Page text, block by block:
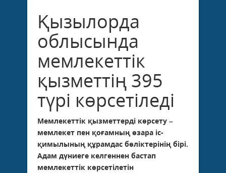
Қызылорда
облысында
мемлекеттік
қызметтің 395
түрі көрсетіледі
Мемлекеттік қызметтерді көрсету –
мемлекет пен қоғамның өзара іс-
қимылының құрамдас бөліктерінің бірі.
Адам дүниеге келгеннен бастап
мемлекеттік көрсетілетін